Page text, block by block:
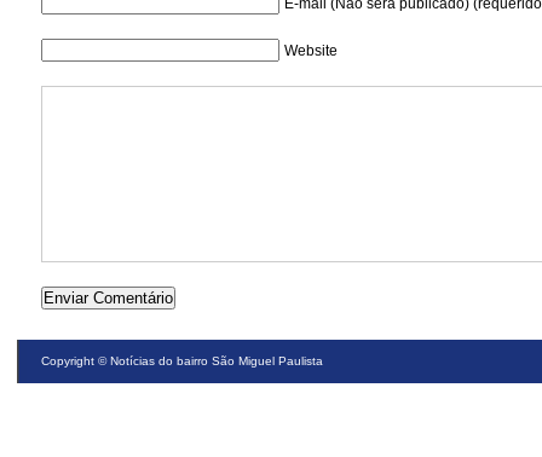
Website
Copyright ©Notícias do bairro São Miguel Paulista